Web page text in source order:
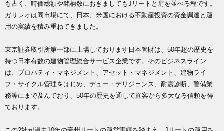
も古く、時価総額や銘柄数におきましてもJリートと肩を並べる程です。
ガリレオは同市場にて、日本、米国における不動産投資の資金調達と運
用の実績を積み重ねてきました。
東京証券取引所第一部に上場しております日本管財は、50年超の歴史を
持つ日本有数の建物管理総合サービス企業です。そのビジネスライン
は、プロパティ・マネジメント、アセット・マネジメント、建物ライ
フ・サイクル管理をはじめ、デュー・デリジェンス、耐震診断、警備業
務等にまで及んでおり、50年の歴史を通して顧客から多大なる信頼を得
ております。